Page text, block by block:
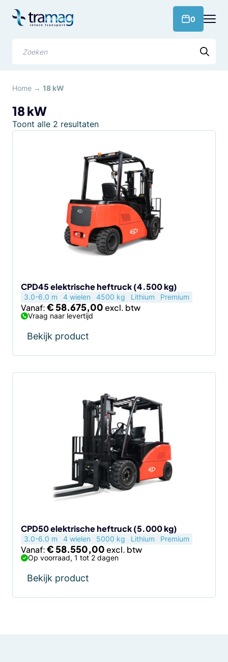
naar
0
Home → 18 kW
18 kW
Toont alle 2 resultatenGesorteerd
populariteit
CPD45 elektrische heftruck (4.500 kg)
3.0-6.0 m 4 wielen 4500 kg Lithium Premium
Vanaf:€58.675,00
Vraag naar levertijd
Bekijk product
de
productpagina
CPD50 elektrische heftruck (5.000 kg)
3.0-6.0 m 4 wielen 5000 kg Lithium Premium
Vanaf:€58.550,00
Op voorraad, 1 tot 2 dagen
Bekijk product
gekozen
de
productpagina